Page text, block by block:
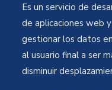
Es un servicio de
de aplicaciones web
gestionar los datos
al usuario final a ser
disminuir